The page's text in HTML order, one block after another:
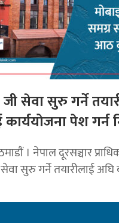
सेवा सुरु गर्ने
पेश गर्न
। नेपाल दूरसञ्चार
सुरु गर्ने तयारीलाई